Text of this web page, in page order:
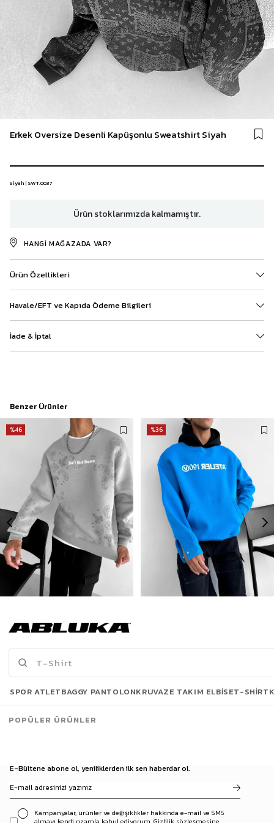
Erkek Oversize Desenli Kapüşonlu Sweatshirt Siyah
Siyah | SWT.0037
Ürün stoklarımızda kalmamıştır.
HANGI MAĞAZADA VAR?
Ürün Özellikleri
Havale/EFT ve Kapıda Ödeme Bilgileri
İade & İptal
Benzer Ürünler
%46
Erkek Oversize Baskılı Sweatshirt Gri
%36
Son Bakılanlar
E-Bültene abone ol, yeniliklerden ilk sen haberdar ol.
Kampanyalar, ürünler ve değişiklikler hakkında e-mail ve SMS
SPOR ATLETBAGGY PANTOLONKRUVAZE TAKIM ELBISET-SHIRT
POPÜLER ÜRÜNLER